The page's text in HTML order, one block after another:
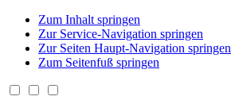
Zum Inhalt springen
Zur Service-Navigation springen
Zur Seiten Haupt-Navigation springen
Zum Seitenfuß springen